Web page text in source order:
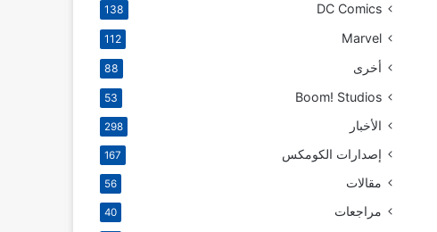
DC Comics
138
Marvel
112
أخرى 88
Boom! Studios
53
الأخبار 298
إصدارات الكومكس 167
مقالات 56
مراجعات 40